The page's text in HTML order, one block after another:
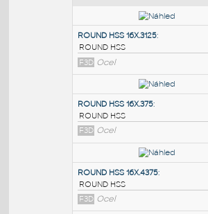
PODOBNÉ
ROUND HSS 16X.3125:
ROUND HSS
F3D Ocel